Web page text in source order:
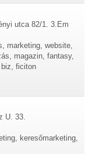
utca 82/1. 3.Em
marketing, website,
magazin, fantasy,
biz, ficiton
U. 33.
keresőmarketing,